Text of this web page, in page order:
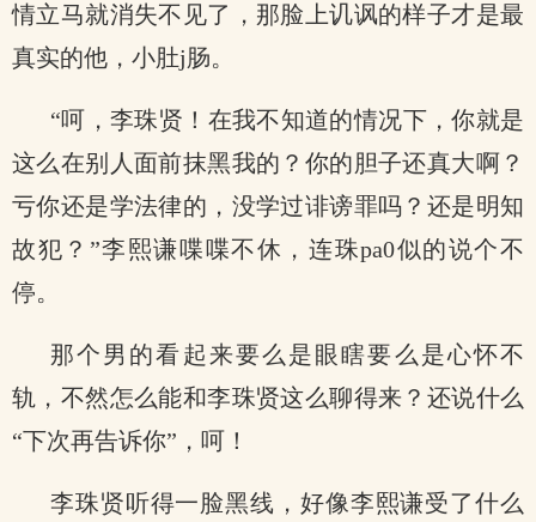
情立马就消失不见了，那脸上讥讽的样子才是最
真实的他，小肚j肠。
“呵，李珠贤！在我不知道的情况下，你就是
这么在别人面前抹黑我的？你的胆子还真大啊？
亏你还是学法律的，没学过诽谤罪吗？还是明知
故犯？”李熙谦喋喋不休，连珠pa0似的说个不
停。
那个男的看起来要么是眼瞎要么是心怀不
轨，不然怎么能和李珠贤这么聊得来？还说什么
“下次再告诉你”，呵！
李珠贤听得一脸黑线，好像李熙谦受了什么